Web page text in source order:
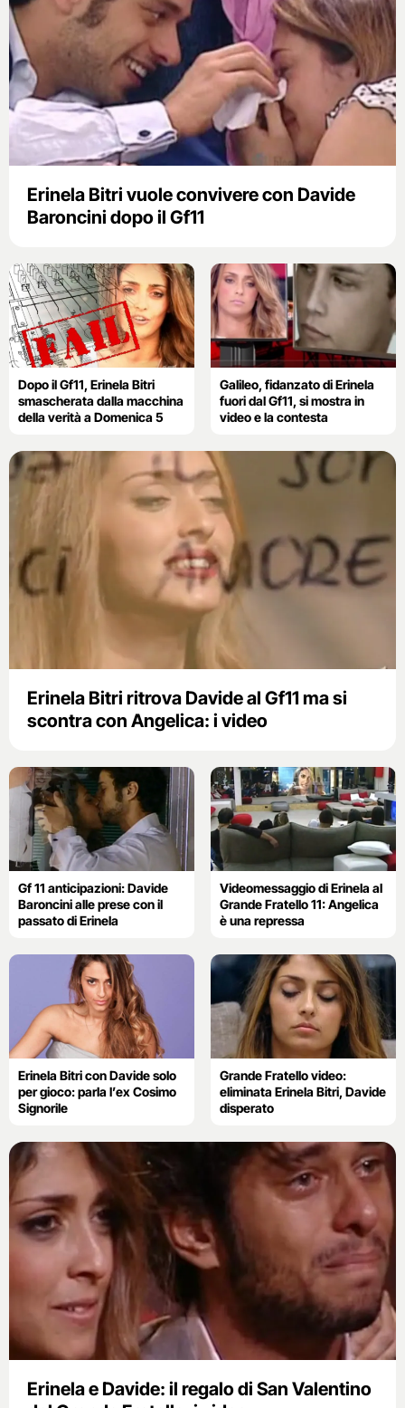
Erinela Bitri vuole convivere con Davide
Baroncini dopo il Gf11
Dopo il Gf11, Erinela Bitri
smascherata dalla macchina
della verità a Domenica 5
Galileo, fidanzato di Erinela
fuori dal Gf11, si mostra in
video e la contesta
Erinela Bitri ritrova Davide al Gf11 ma si
scontra con Angelica: i video
Gf 11 anticipazioni: Davide
Baroncini alle prese con il
passato di Erinela
Videomessaggio di Erinela al
Grande Fratello 11: Angelica
è una repressa
Erinela Bitri con Davide solo
per gioco: parla l’ex Cosimo
Signorile
Grande Fratello video:
eliminata Erinela Bitri, Davide
disperato
Erinela e Davide: il regalo di San Valentino